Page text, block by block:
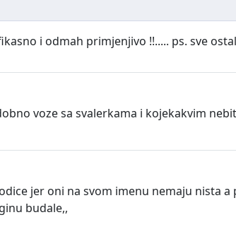
i odmah primjenjivo !!..... ps. sve
voze sa svalerkama i kojekakvim
jer oni na svom imenu nemaju nista
budale,,